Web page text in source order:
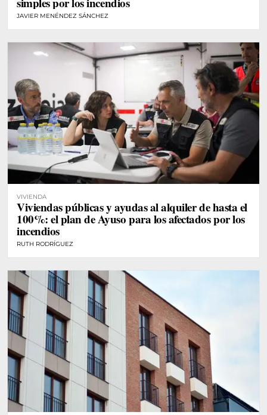
JAVIER MENÉNDEZ SÁNCHEZ
VIVIENDA
Viviendas públicas y ayudas al alquiler de hasta el
100%: el plan de Ayuso para los afectados por los
incendios
RUTH RODRÍGUEZ